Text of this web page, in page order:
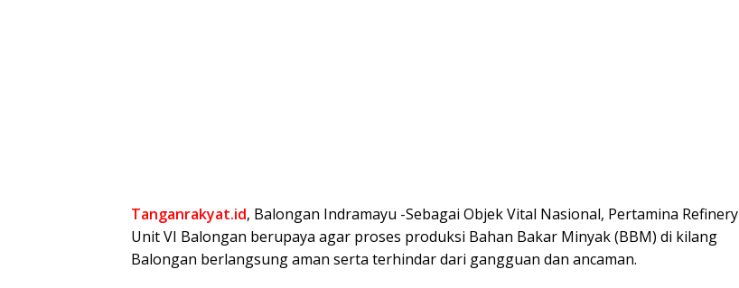
Tanganrakyat.id, Balongan Indramayu -Sebagai Objek Vital Nasional, Pertamina Refinery
Unit VI Balongan berupaya agar proses produksi Bahan Bakar Minyak (BBM) di kilang
Balongan berlangsung aman serta terhindar dari gangguan dan ancaman.